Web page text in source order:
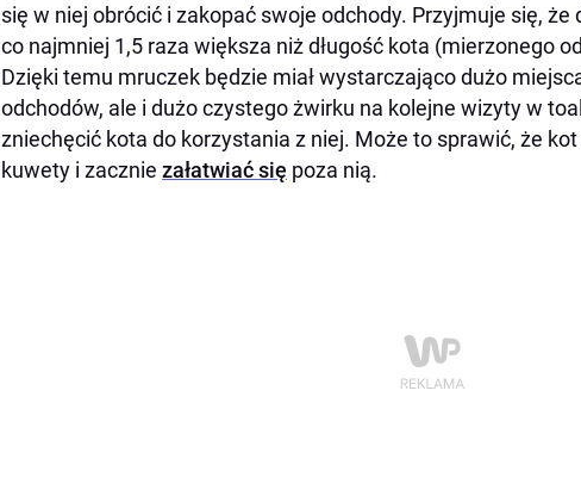
się w niej obrócić i zakopać swoje odchody. Przyjmuje się, że
co najmniej 1,5 raza większa niż długość kota (mierzonego
Dzięki temu mruczek będzie miał wystarczająco dużo
odchodów, ale i dużo czystego żwirku na kolejne wizyty w
zniechęcić kota do korzystania z niej. Może to sprawić, że
kuwety i zacznie załatwiać się poza nią.